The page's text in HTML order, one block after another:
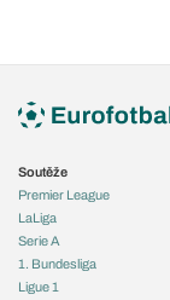
Soutěže
Premier League
LaLiga
Serie A
1. Bundesliga
Ligue 1